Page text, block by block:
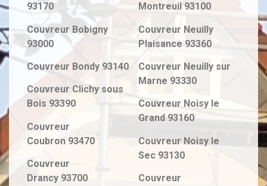
93170
Couvreur Bobigny
93000
Couvreur Bondy 93140
Couvreur Clichy sous
Bois 93390
Couvreur
Coubron 93470
Couvreur
Drancy 93700
Montreuil 93100
Couvreur Neuilly
Plaisance 93360
Couvreur Neuilly sur
Marne 93330
Couvreur Noisy le
Grand 93160
Couvreur Noisy le
Sec 93130
Couvreur